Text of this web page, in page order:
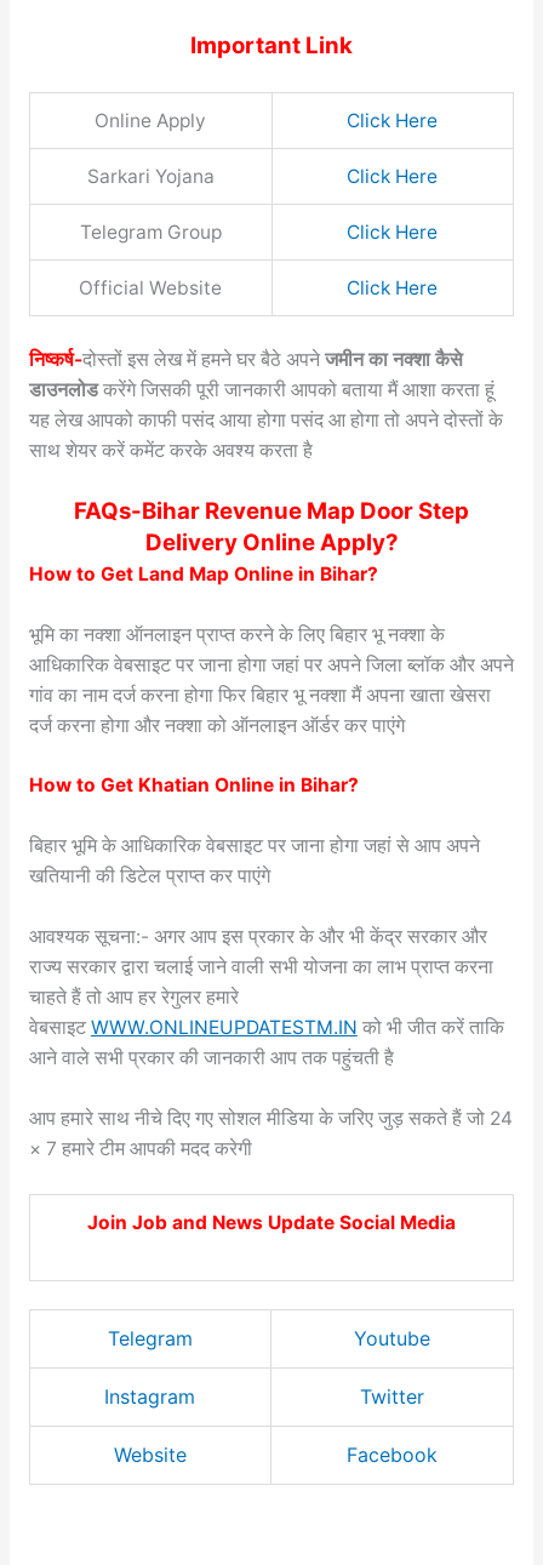
Important Link
Online Apply Click Here
Sarkari Yojana Click Here
Telegram Group Click Here
Official Website Click Here
निष्कर्ष-दोस्तों इस लेख में हमने घर बैठे अपनेजमीन का नक्शा कैसे
डाउनलोडकरेंगे जिसकी पूरी जानकारी आपको बताया मैं आशा करता हूं
यह लेख आपको काफी पसंद आया होगा पसंद आ होगा तो अपने दोस्तों के
साथ शेयर करें कमेंट करके अवश्य करता है
FAQs-Bihar Revenue Map Door Step
Delivery Online Apply?
How to Get Land Map Online in Bihar?
भूमि का नक्शा ऑनलाइन प्राप्त करने के लिए बिहार भू नक्शा के
आधिकारिक वेबसाइट पर जाना होगा जहां पर अपने जिला ब्लॉक और अपने
गांव का नाम दर्ज करना होगा फिर बिहार भू नक्शा मैं अपना खाता खेसरा
दर्ज करना होगा और नक्शा को ऑनलाइन ऑर्डर कर पाएंगे
How to Get Khatian Online in Bihar?
बिहार भूमि के आधिकारिक वेबसाइट पर जाना होगा जहां से आप अपने
खतियानी की डिटेल प्राप्त कर पाएंगे
आवश्यक सूचना:- अगर आप इस प्रकार के और भी केंद्र सरकार और
राज्य सरकार द्वारा चलाई जाने वाली सभी योजना का लाभ प्राप्त करना
चाहते हैं तो आप हर रेगुलर हमारे
वेबसाइटWWW.ONLINEUPDATESTM.IN को भी जीत करें ताकि
आने वाले सभी प्रकार की जानकारी आप तक पहुंचती है
आप हमारे साथ नीचे दिए गए सोशल मीडिया के जरिए जुड़ सकते हैं जो 24
× 7 हमारे टीम आपकी मदद करेगी
Join Job and News Update Social Media
Telegram Youtube
Instagram Twitter
Website Facebook